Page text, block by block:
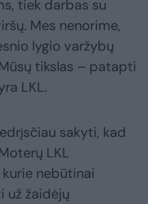
tiek darbas su
Mes nenorime,
lygio varžybų
tikslas – patapti
LKL.
sakyti, kad
LKL
nebūtinai
už žaidėjų